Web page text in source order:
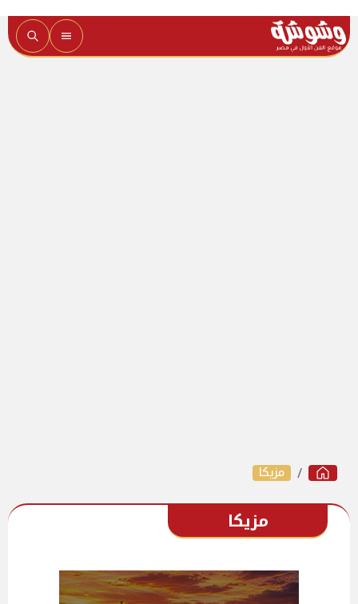
مزيكا
مزيكا